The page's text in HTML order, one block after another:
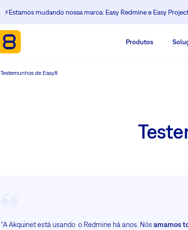
⚡️Estamos mudando nossa marca: Easy Redmine e Easy
Produtos
Testemunhos de Easy8
"A Akquinet está usando o Redmine há anos. Nósamamos